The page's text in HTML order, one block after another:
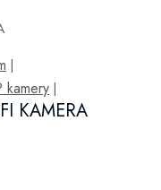
kamery
KAMERA